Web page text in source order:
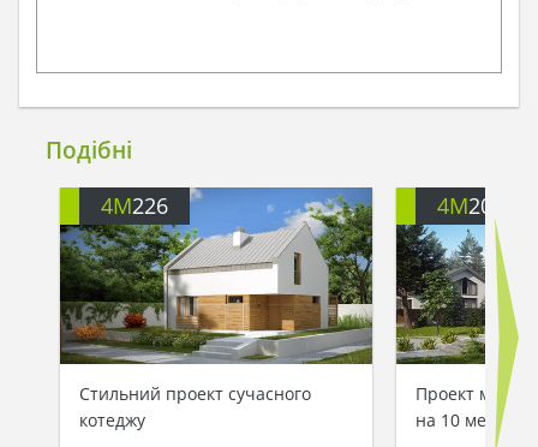
Подібні
4M226
Стильний проект сучасного
котеджу
4M202
Проект
на 10 метрів